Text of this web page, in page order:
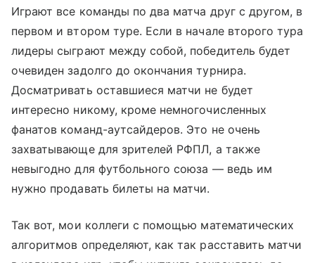
Играют все команды по два матча друг с другом, в
первом и втором туре. Если в начале второго тура
лидеры сыграют между собой, победитель будет
очевиден задолго до окончания турнира.
Досматривать оставшиеся матчи не будет
интересно никому, кроме немногочисленных
фанатов команд-аутсайдеров. Это не очень
захватывающе для зрителей РФПЛ, а также
невыгодно для футбольного союза — ведь им
нужно продавать билеты на матчи.
Так вот, мои коллеги с помощью математических
алгоритмов определяют, как так расставить матчи